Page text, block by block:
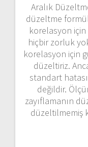
Aralık
düzeltme
korelasyon için
hiçbir zorluk
korelasyon için
düzeltiriz.
standart
değildir.
zayıflamanın
düzeltilmemiş